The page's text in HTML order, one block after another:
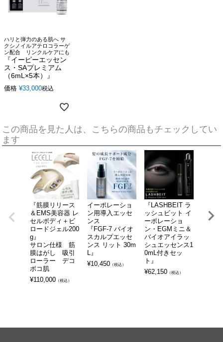
ハリと弾力のある肌へ サ
クシノイルアテロコラーゲ
ン配合 リンクルケアにも
『イーピーエッセン
ス・SAプレミアム
（6mL×5本）』
価格 ¥33,000税込
この商品を見た人は、こちらの商品もチェックしてい
ます
『筋膜リリース
＆EMS美容器 レ
セルボディ＋ビ
ロードジェル200
g』
サロン仕様 筋
膜はがし 吸引
ローラー デコ
ボコ肌
¥110,000 （税込）
イーポレーショ
ン用導入エッセ
ンス
『FGF-7 バイオ
スカルプエッセ
ンス リット 30m
L』
¥10,450 （税込）
『LASHBEIT ラ
ッシュビット イ
ーポレーショ
ン・EGMミニ＆
バイオアイラッ
シュエッセンス1
0mL付きセッ
ト』
¥62,150 （税込）
サイ
ブシ